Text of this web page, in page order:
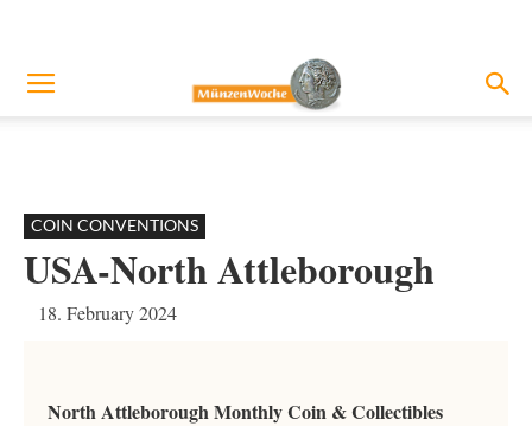
COIN CONVENTIONS
USA-North Attleborough
18. February 2024
North Attleborough Monthly Coin & Collectibles